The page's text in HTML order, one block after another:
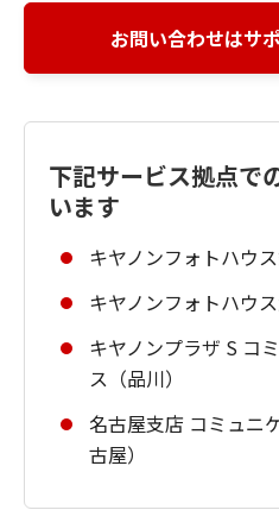
お問い合わせはサ
下記サービス拠点で
います
キヤノンフォトハウ
キヤノンフォトハウ
キヤノンプラザ S コ
ス（品川）
名古屋支店 コミュニ
古屋）